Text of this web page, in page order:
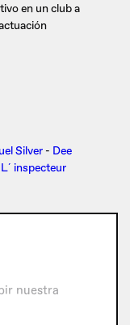
en un club a
Silver - Dee
L´ inspecteur
nuestra